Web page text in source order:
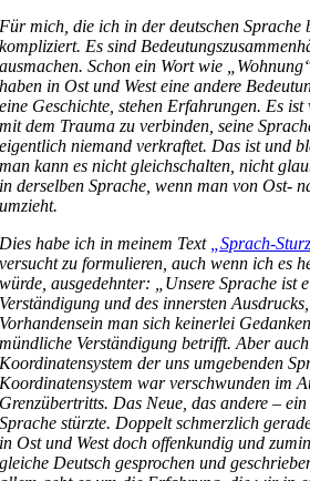
Für mich, die ich in der deutschen Sprache
kompliziert. Es sind
ausmachen. Schon ein Wort wie
haben in Ost und West eine andere
eine Geschichte, stehen Erfahrungen. Es
mit dem Trauma zu verbinden, seine
eigentlich niemand verkraftet. Das ist und
man kann es nicht gleichschalten, nicht
in derselben Sprache, wenn man von Ost-
umzieht.
Dies habe ich in meinem Text
„Sprach-
versucht zu formulieren, auch wenn ich es
würde, ausgedehnter: „Unsere Sprache ist
Verständigung und des innersten
Vorhandensein man sich keinerlei
mündliche Verständigung betrifft. Aber
Koordinatensystem der uns umgebenden
Koordinatensystem war verschwunden im
Grenzübertritts. Das Neue, das andere –
Sprache stürzte. Doppelt schmerzlich
in Ost und West doch offenkundig und
gleiche Deutsch gesprochen und